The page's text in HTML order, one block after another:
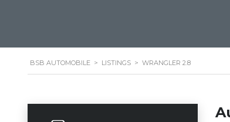
BSB AUTOMOBILE > LISTINGS > WRANGLER 2.8